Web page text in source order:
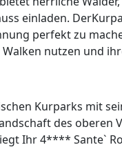
einladen.
perfekt zu
nutzen und
Kurparks mit
des oberen
Ihr 4**** Sante`